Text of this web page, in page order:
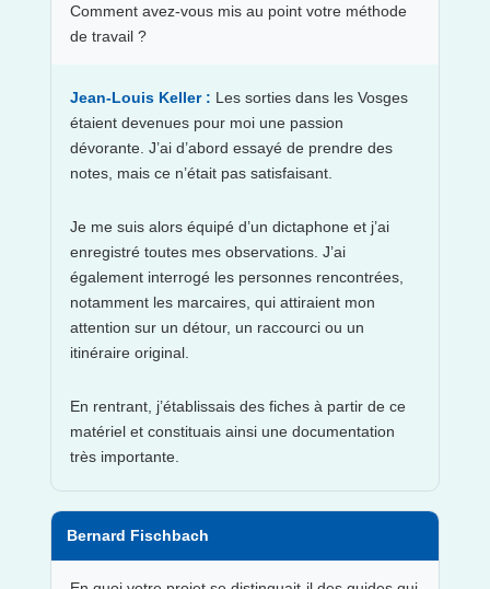
Comment avez-vous mis au point votre méthode
de travail ?
Jean-Louis Keller : Les sorties dans les Vosges
étaient devenues pour moi une passion
dévorante. J’ai d’abord essayé de prendre des
notes, mais ce n’était pas satisfaisant.
Je me suis alors équipé d’un dictaphone et j’ai
enregistré toutes mes observations. J’ai
également interrogé les personnes rencontrées,
notamment les marcaires, qui attiraient mon
attention sur un détour, un raccourci ou un
itinéraire original.
En rentrant, j’établissais des fiches à partir de ce
matériel et constituais ainsi une documentation
très importante.
Bernard Fischbach